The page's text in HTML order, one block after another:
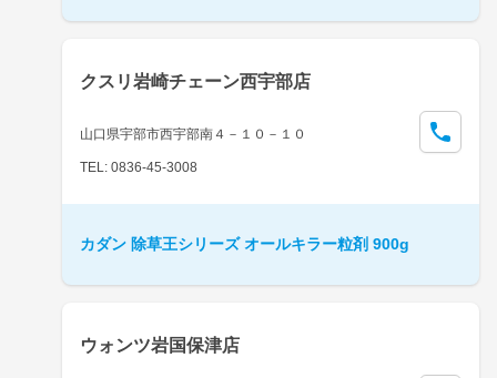
クスリ岩崎チェーン西宇部店
山口県宇部市西宇部南４－１０－１０
TEL: 0836-45-3008
カダン 除草王シリーズ オールキラー粒剤 900g
ウォンツ岩国保津店